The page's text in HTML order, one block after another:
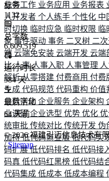
业务工作 业务应用 业务报表
人开发者 个人练手 个性化 中
时切换 临时应急 临时权限
象 事件驱动 事务 二叉树 二
端 云端免安装 云端开发 云端
比人事人事入职 人事管理
解析从零搭建 付费商用 付费
生成 代码规范 代码重构 价值
业数字化 企业服务 企业架构
业调研企业选型 优势 优化
统审批 传统对比 传统开发 伪
加持低代码商业版低代码实
码扩展低代码排名 低代码接
码真 低代码红黑榜 低代码结
代码集成 低成本 低成本编程
标签
1132
总字数
6,609,519
运行时长
584 天
最后活动
64 天前
©2026福建引迈信息技术有
/Sitemap